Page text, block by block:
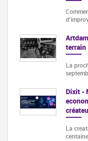
terrain
La
Dixit -
La